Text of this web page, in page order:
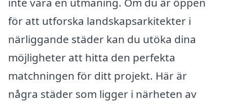
för att utforska landskapsarkitekter i
närliggande städer kan du utöka dina
möjligheter att hitta den perfekta
matchningen för ditt projekt. Här är
några städer som ligger i närheten av